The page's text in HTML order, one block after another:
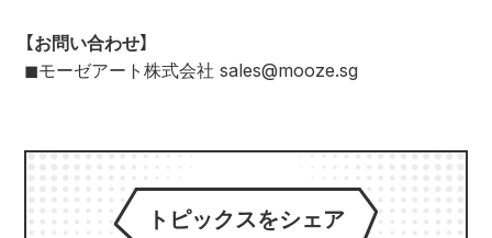
【お問い合わせ】
◼モーゼアート株式会社 sales@mooze.sg
トピックスをシェア